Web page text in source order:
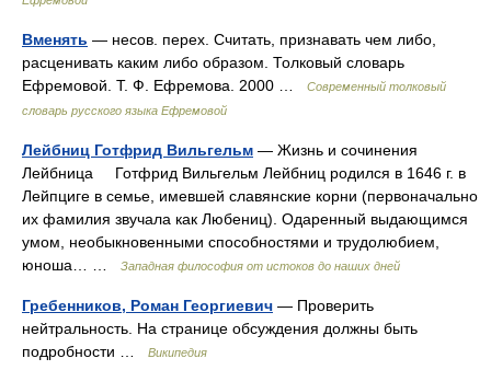
Вменять — несов. перех. Считать, признавать чем либо,
расценивать каким либо образом. Толковый словарь
Ефремовой. Т. Ф. Ефремова. 2000 …
Современный толковый
словарь русского языка Ефремовой
Лейбниц Готфрид Вильгельм — Жизнь и сочинения
Лейбница Готфрид Вильгельм Лейбниц родился в 1646 г. в
Лейпциге в семье, имевшей славянские корни (первоначально
их фамилия звучала как Любениц). Одаренный выдающимся
умом, необыкновенными способностями и трудолюбием,
юноша… …
Западная философия от истоков до наших дней
Гребенников, Роман Георгиевич — Проверить
нейтральность. На странице обсуждения должны быть
подробности …
Википедия